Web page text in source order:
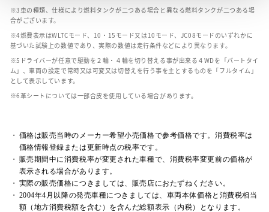
車の種類、仕様により燃料タンクが二つある場合と異なる燃料タンクが二つある場
合がございます。
燃費表示はWLTCモード、10・15モード又は10モード、JC08モードのいずれかに
基づいた試験上の数値であり、実際の数値は走行条件などにより異なります。
ドライバーが任意で駆動を２輪・４輪を切り替える事が出来る４WDを「パートタイ
ム」、車両の設定で常時又は可変又は切替えを行う事を主とするものを「フルタイム」
として表示しています。
革シートについては一部合皮を使用している場合があります。
価格は販売当時のメーカー希望小売価格で参考価格です。消費税率は
価格情報登録または更新時点の税率です。
販売期間中に消費税率が変更された車種で、消費税率変更前の価格が
表示される場合があります。
実際の販売価格につきましては、販売店におたずねください。
2004年4月以降の発売車種につきましては、車両本体価格と消費税相当
額（地方消費税額を含む）を含んだ総額表示（内税）となります。